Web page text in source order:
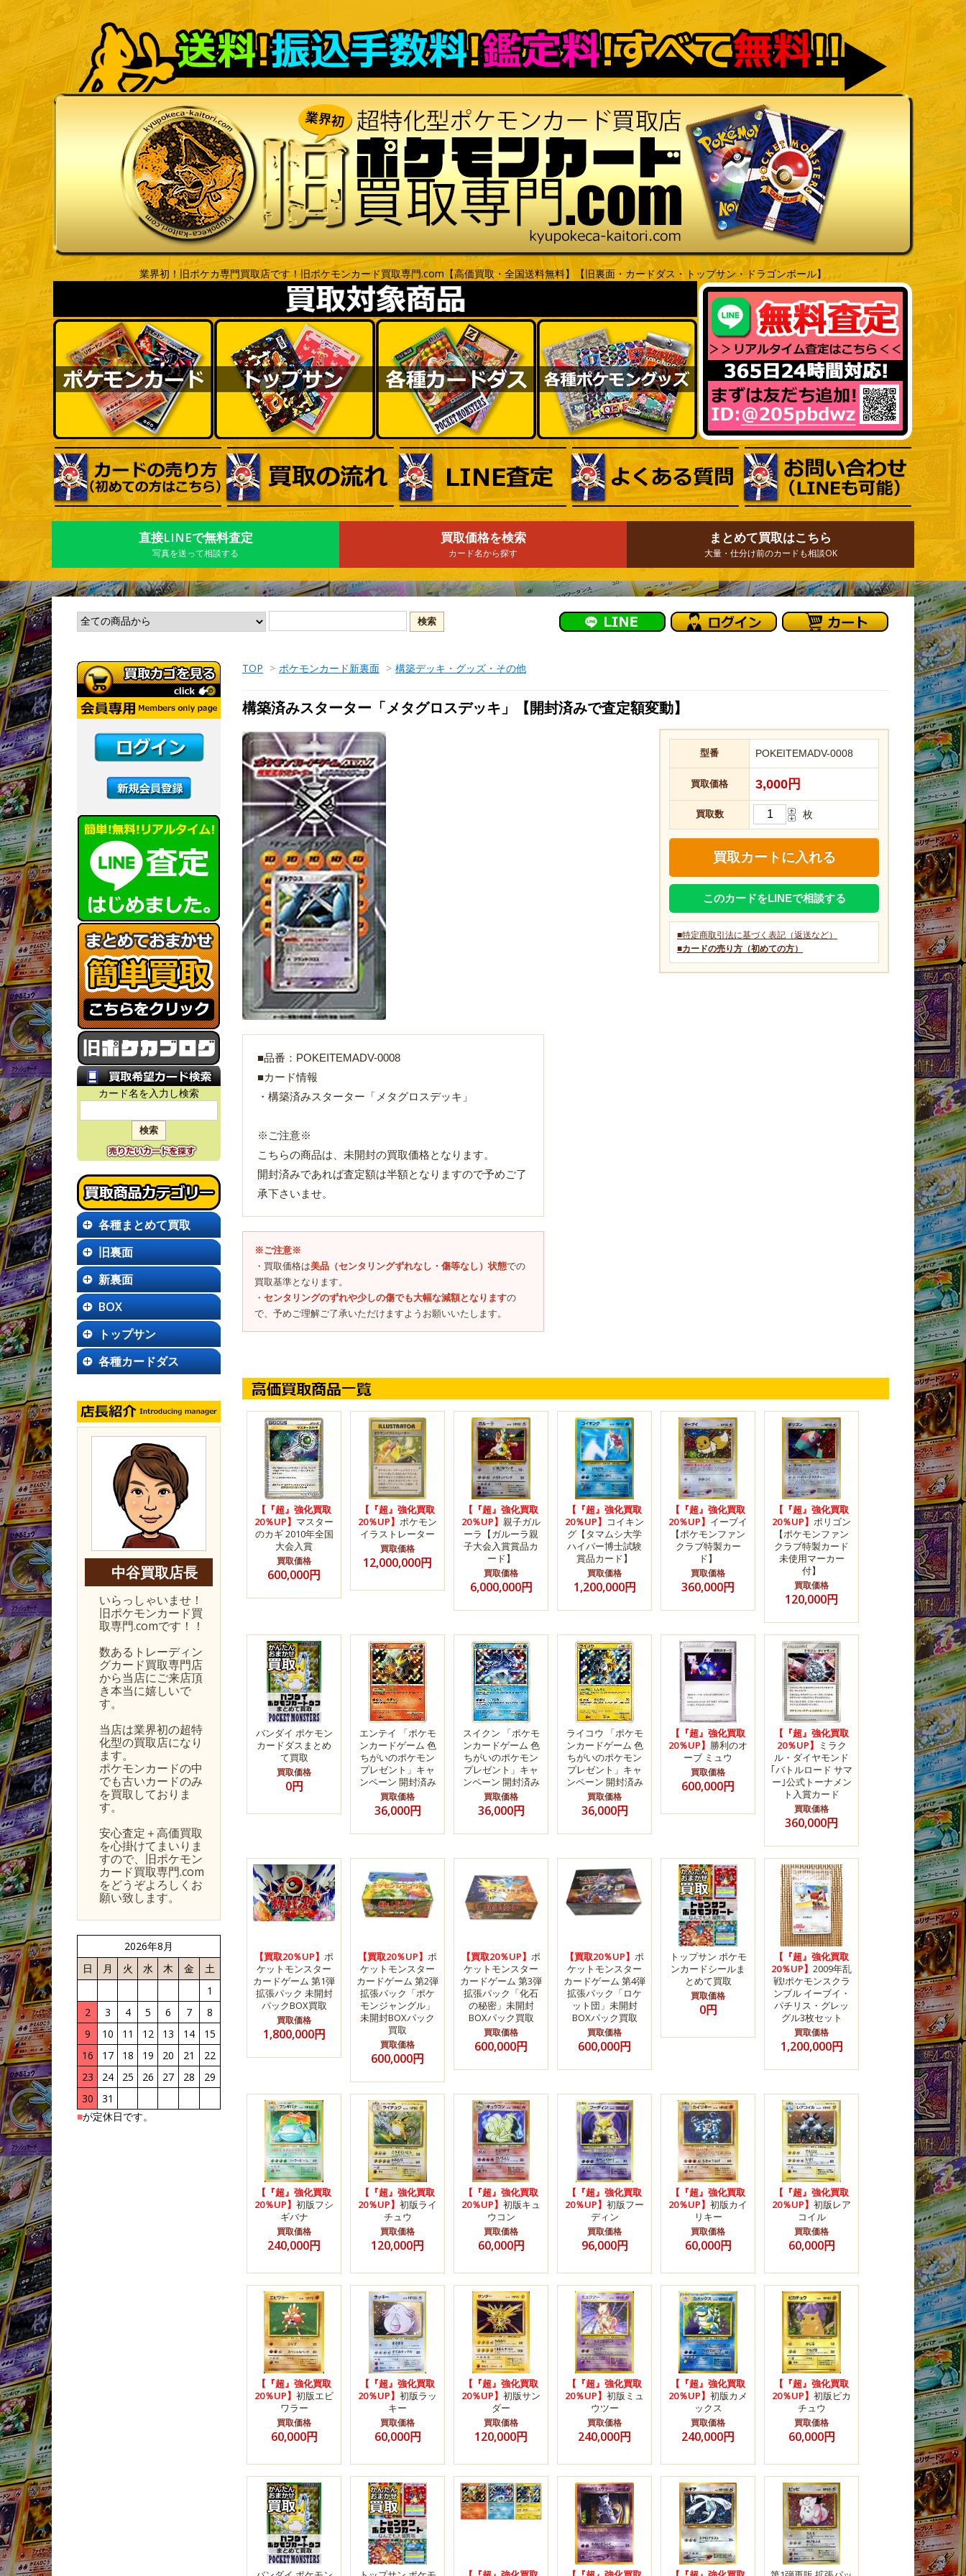
業界初！旧ポケカ専門買取店です！旧ポケモンカード買取専門.com【高価買取・全国送料無料】【旧裏面・カードダス・トップサン・ドラゴンボール】
直接LINEで無料査定
写真を送って相談する
買取価格を検索
カード名から探す
まとめて買取はこちら
大量・仕分け前のカードも相談OK
TOP > ポケモンカード新裏面 > 構築デッキ・グッズ・その他
構築済みスターター「メタグロスデッキ」【開封済みで査定額変動】
型番 POKEITEMADV-0008
買取価格 3,000円
買取数 枚
このカードをLINEで相談する
■特定商取引法に基づく表記（返送など）
■カードの売り方（初めての方）
■品番：POKEITEMADV-0008
■カード情報
・構築済みスターター「メタグロスデッキ」
※ご注意※
こちらの商品は、未開封の買取価格となります。
開封済みであれば査定額は半額となりますので予めご了
承下さいませ。
※ご注意※
・買取価格は美品（センタリングずれなし・傷等なし）状態での
買取基準となります。
・ センタリングのずれや少しの傷でも大幅な減額となりますの
で、予めご理解ご了承いただけますようお願いいたします。
【『超』強化買取
20％UP】 マスター
のカギ 2010年全国
大会入賞
買取価格
600,000円
【『超』強化買取
20％UP】 ポケモン
イラストレーター
買取価格
12,000,000円
【『超』強化買取
20％UP】 親子ガル
ーラ【ガルーラ親
子大会入賞賞品カ
ード】
買取価格
6,000,000円
【『超』強化買取
20％UP】 コイキン
グ【タマムシ大学
ハイパー博士試験
賞品カード】
買取価格
1,200,000円
【『超』強化買取
20％UP】 イーブイ
【ポケモンファン
クラブ特製カー
ド】
買取価格
360,000円
【『超』強化買取
20％UP】 ポリゴン
【ポケモンファン
クラブ特製カード
未使用マーカー
付】
買取価格
120,000円
バンダイ ポケモン
カードダスまとめ
て買取
買取価格
0円
エンテイ 「ポケモ
ンカードゲーム 色
ちがいのポケモン
プレゼント」キャ
ンペーン 開封済み
買取価格
36,000円
スイクン 「ポケモ
ンカードゲーム 色
ちがいのポケモン
プレゼント」キャ
ンペーン 開封済み
買取価格
36,000円
ライコウ 「ポケモ
ンカードゲーム 色
ちがいのポケモン
プレゼント」キャ
ンペーン 開封済み
買取価格
36,000円
【『超』強化買取
20％UP】 勝利のオ
ーブ ミュウ
買取価格
600,000円
【『超』強化買取
20％UP】 ミラク
ル・ダイヤモンド
｢バトルロード サマ
ー｣公式トーナメン
ト入賞カード
買取価格
360,000円
【買取20％UP】 ポ
ケットモンスター
カードゲーム 第1弾
拡張パック 未開封
パックBOX買取
買取価格
1,800,000円
【買取20％UP】 ポ
ケットモンスター
カードゲーム 第2弾
拡張パック「ポケ
モンジャングル」
未開封BOXパック
買取
買取価格
600,000円
【買取20％UP】 ポ
ケットモンスター
カードゲーム 第3弾
拡張パック「化石
の秘密」未開封
BOXパック買取
買取価格
600,000円
【買取20％UP】 ポ
ケットモンスター
カードゲーム 第4弾
拡張パック「ロケ
ット団」未開封
BOXパック買取
買取価格
600,000円
トップサン ポケモ
ンカードシールま
とめて買取
買取価格
0円
【『超』強化買取
20％UP】 2009年乱
戦!ポケモンスクラ
ンブル イーブイ・
パチリス・グレッ
グル3枚セット
買取価格
1,200,000円
【『超』強化買取
20％UP】 初版フシ
ギバナ
買取価格
240,000円
【『超』強化買取
20％UP】 初版ライ
チュウ
買取価格
120,000円
【『超』強化買取
20％UP】 初版キュ
ウコン
買取価格
60,000円
【『超』強化買取
20％UP】 初版フー
ディン
買取価格
96,000円
【『超』強化買取
20％UP】 初版カイ
リキー
買取価格
60,000円
【『超』強化買取
20％UP】 初版レア
コイル
買取価格
60,000円
【『超』強化買取
20％UP】 初版エビ
ワラー
買取価格
60,000円
【『超』強化買取
20％UP】 初版ラッ
キー
買取価格
60,000円
【『超』強化買取
20％UP】 初版サン
ダー
買取価格
120,000円
【『超』強化買取
20％UP】 初版ミュ
ウツー
買取価格
240,000円
【『超』強化買取
20％UP】 初版カメ
ックス
買取価格
240,000円
【『超』強化買取
20％UP】 初版ピカ
チュウ
買取価格
60,000円
カード名を入力し検索
各種まとめて買取
旧裏面
新裏面
BOX
トップサン
各種カードダス
中谷買取店長
いらっしゃいませ！
旧ポケモンカード買
取専門.comです！！
数あるトレーディン
グカード買取専門店
から当店にご来店頂
き本当に嬉しいで
す。
当店は業界初の超特
化型の買取店になり
ます。
ポケモンカードの中
でも古いカードのみ
を買取しておりま
す。
安心査定＋高価買取
を心掛けてまいりま
すので、旧ポケモン
カード買取専門.com
をどうぞよろしくお
願い致します。
2026年8月
日
月 火 水 木 金
土
1
2
3 4 5 6 7
8
9
10 11 12 13 14
15
16
17 18 19 20 21
22
23
24 25 26 27 28
29
30
31
■が定休日です。